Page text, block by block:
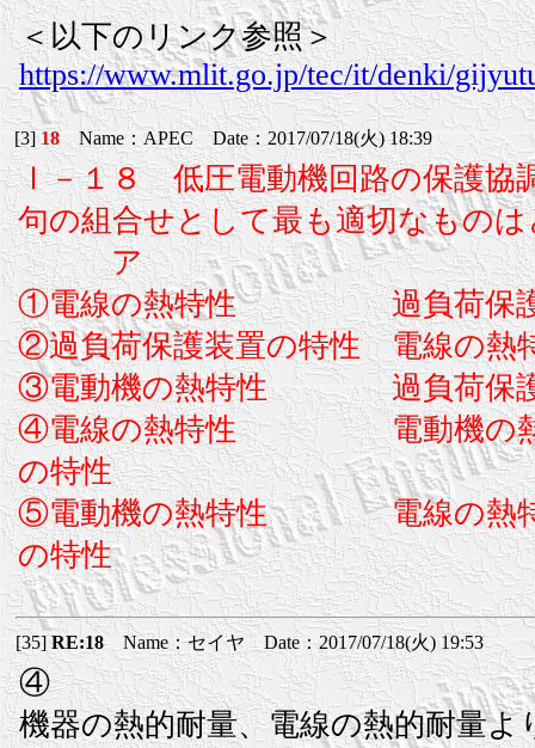
＜以下のリンク参照＞
https://www.mlit.go.jp/tec/it/denki/
[3]18Name：APEC Date：2017/07/18(火) 18:39
Ⅰ－１８ 低圧電動機回路の保護協
句の組合せとして最も適切なもの
ア
①電線の熱特性 過負荷保護
②過負荷保護装置の特性 電
③電動機の熱特性 過負荷保護
④電線の熱特性 電動機の
の特性
⑤電動機の熱特性 電線の
の特性
[35]RE:18Name：セイヤ Date：2017/07/18(火) 19:53
④
機器の熱的耐量、電線の熱的耐量